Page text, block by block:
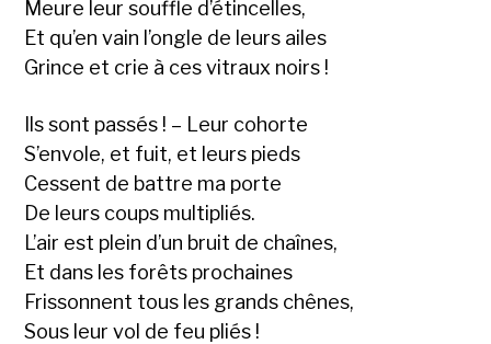
Meure leur souffle d’étincelles,
Et qu’en vain l’ongle de leurs ailes
Grince et crie à ces vitraux noirs !
Ils sont passés ! – Leur cohorte
S’envole, et fuit, et leurs pieds
Cessent de battre ma porte
De leurs coups multipliés.
L’air est plein d’un bruit de chaînes,
Et dans les forêts prochaines
Frissonnent tous les grands chênes,
Sous leur vol de feu pliés !